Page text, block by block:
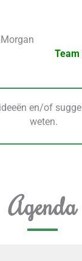
en/of
weten.
Agenda